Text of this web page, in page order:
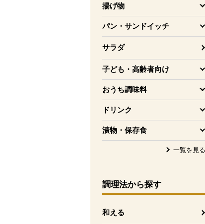
揚げ物
を開く
パン・サンドイッチ
を開く
サラダ
子ども・高齢者向け
を開く
おうち調味料
を開く
ドリンク
を開く
漬物・保存食
を開く
一覧を見る
調理法から探す
和える